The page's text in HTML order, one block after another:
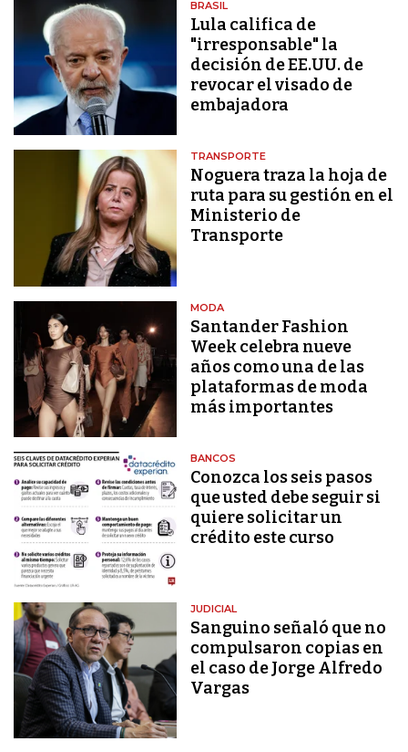
BRASIL
Lula califica de
"irresponsable" la
decisión de EE.UU. de
revocar el visado de
embajadora
TRANSPORTE
Noguera traza la hoja de
ruta para su gestión en el
Ministerio de
Transporte
MODA
Santander Fashion
Week celebra nueve
años como una de las
plataformas de moda
más importantes
BANCOS
Conozca los seis pasos
que usted debe seguir si
quiere solicitar un
crédito este curso
JUDICIAL
Sanguino señaló que no
compulsaron copias en
el caso de Jorge Alfredo
Vargas